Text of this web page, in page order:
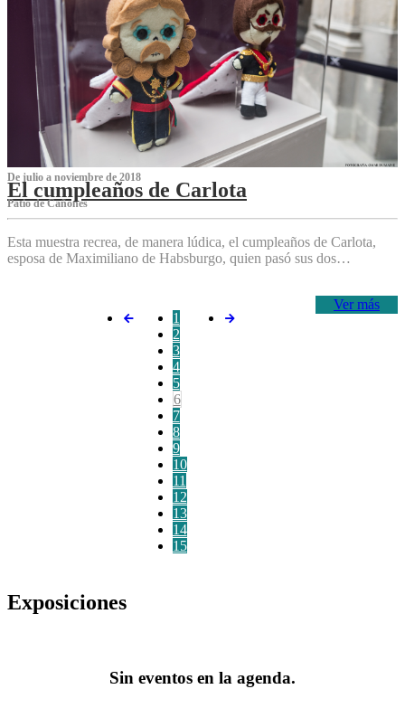
De julio a noviembre de 2018
El cumpleaños de Carlota
Patio de Cañones
Esta muestra recrea, de manera lúdica, el cumpleaños de Carlota,
esposa de Maximiliano de Habsburgo, quien pasó sus dos…
Ver más
1
2
3
4
5
6
7
8
9
10
11
12
13
14
15
Exposiciones
Sin eventos en la agenda.